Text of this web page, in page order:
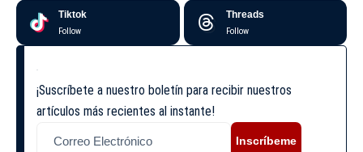
Tiktok
Follow
Threads
Follow
¡Suscríbete a nuestro boletín para recibir nuestros
artículos más recientes al instante!
Inscríbeme